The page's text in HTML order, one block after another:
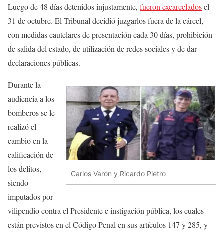
Luego de 48 días detenidos injustamente, fueron excarceladosel
31 de octubre. El Tribunal decidió juzgarlos fuera de la cárcel,
con medidas cautelares de presentación cada 30 días, prohibición
de salida del estado, de utilización de redes sociales y de dar
declaraciones públicas.
Carlos Varón y Ricardo Pietro
Durante la
audiencia a los
bomberos se le
realizó el
cambio en la
calificación de
los delitos,
siendo
imputados por
vilipendio contra el Presidente e instigación pública, los cuales
están previstos en el Código Penal en sus artículos 147 y 285, y